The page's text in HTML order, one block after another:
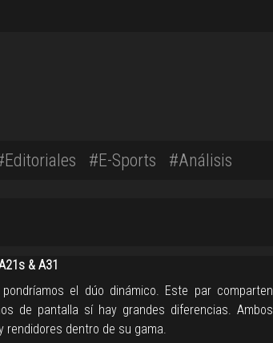
#E-Sports #Análisis
& A31
el dúo dinámico. Este par comparten
de pantalla sí hay grandes diferencias. Ambos
dentro de su gama.